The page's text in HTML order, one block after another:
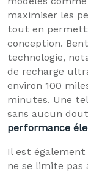
maximiser les
tout en
conception.
technologie,
de recharge
environ 100
minutes. Une
sans aucun
performance
Il est
ne se limite pas